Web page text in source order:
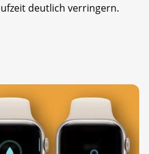
deutlich verringern.